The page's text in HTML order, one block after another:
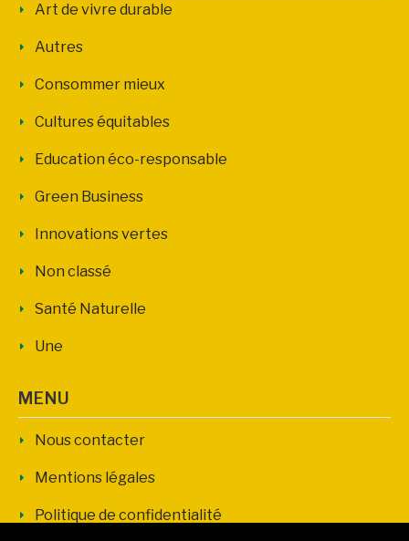
Art de vivre durable
Autres
Consommer mieux
Cultures équitables
Education éco-responsable
Green Business
Innovations vertes
Non classé
Santé Naturelle
Une
MENU
Nous contacter
Mentions légales
Politique de confidentialité